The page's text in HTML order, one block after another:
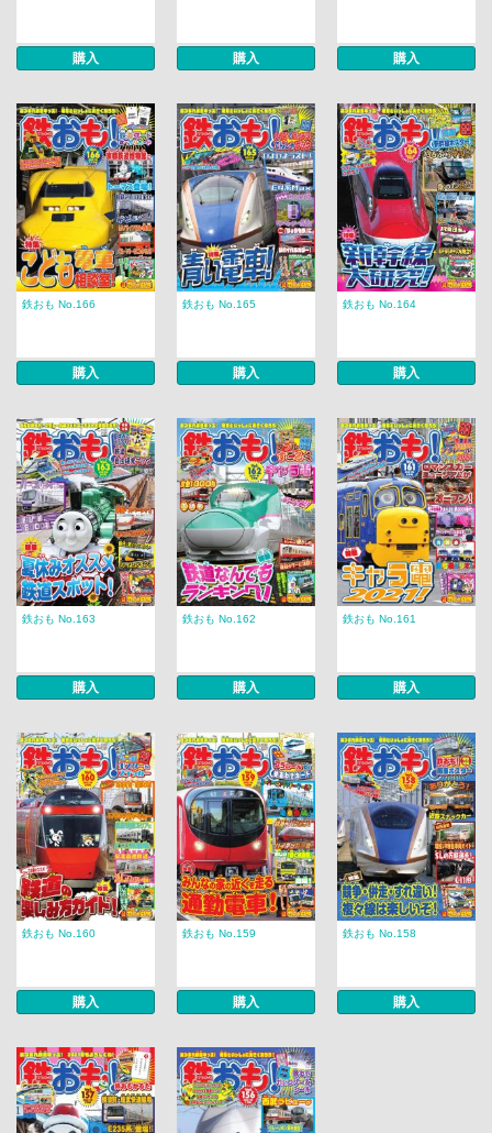
購入 購入 購入
鉄おも No.166
購入
鉄おも No.165
購入
鉄おも No.164
購入
鉄おも No.163
購入
鉄おも No.162
購入
鉄おも No.161
購入
鉄おも No.160
購入
鉄おも No.159
購入
鉄おも No.158
購入